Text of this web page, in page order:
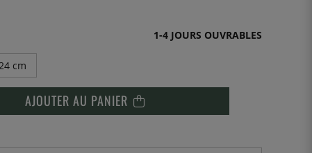
1-4 JOURS OUVRABLES
24 cm
AJOUTER AU PANIER